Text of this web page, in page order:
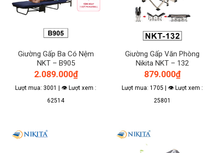
Giường Gấp Ba Có Nệm
NKT – B905
2.089.000₫
Lượt mua: 3001 | 👁 Lượt xem :
62514
Giường Gấp Văn Phòng
Nikita NKT – 132
879.000₫
Lượt mua: 1705 | 👁 Lượt xem :
25801